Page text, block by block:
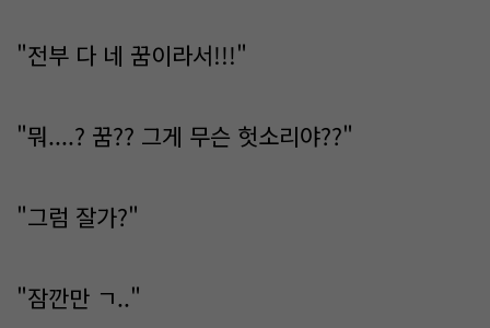
"전부 다 네 꿈이라서!!!"
"뭐....? 꿈?? 그게 무슨 헛소리야??"
"그럼 잘가?"
"잠깐만 ㄱ.."